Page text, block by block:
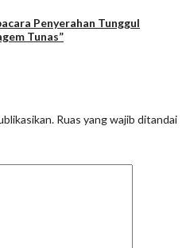
Penyerahan Tunggul
Tunas”
Ruas yang wajib ditandai